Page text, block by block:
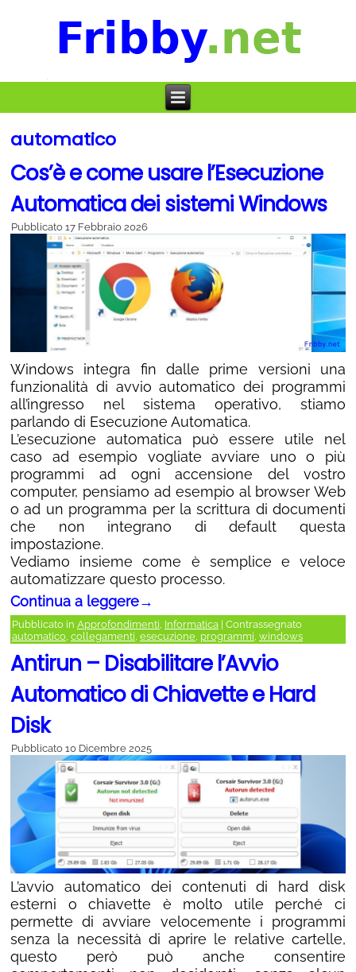
automatico
Cos’è e come usare l’Esecuzione
Automatica dei sistemi Windows
Pubblicato 17 Febbraio 2026
Windows integra fin dalle prime versioni una
funzionalità di avvio automatico dei programmi
all’ingresso nel sistema operativo, stiamo
parlando di Esecuzione Automatica.
L’esecuzione automatica può essere utile nel
caso ad esempio vogliate avviare uno o più
programmi ad ogni accensione del vostro
computer, pensiamo ad esempio al browser Web
o ad un programma per la scrittura di documenti
che non integrano di default questa
impostazione.
Vediamo insieme come è semplice e veloce
automatizzare questo processo.
Continua a leggere→
Pubblicato in Approfondimenti, Informatica Contrassegnato
automatico, collegamenti, esecuzione, programmi, windows
Antirun – Disabilitare l’Avvio
Automatico di Chiavette e Hard
Disk
Pubblicato 10 Dicembre 2025
L’avvio automatico dei contenuti di hard disk
esterni o chiavette è molto utile perché ci
permette di avviare velocemente i programmi
senza la necessità di aprire le relative cartelle,
questo però può anche consentire